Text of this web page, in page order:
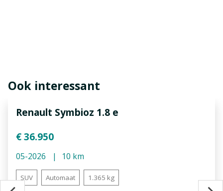
Ook interessant
Renault Symbioz 1.8 e
€ 36.950
05-2026 10 km
SUV Automaat 1.365 kg